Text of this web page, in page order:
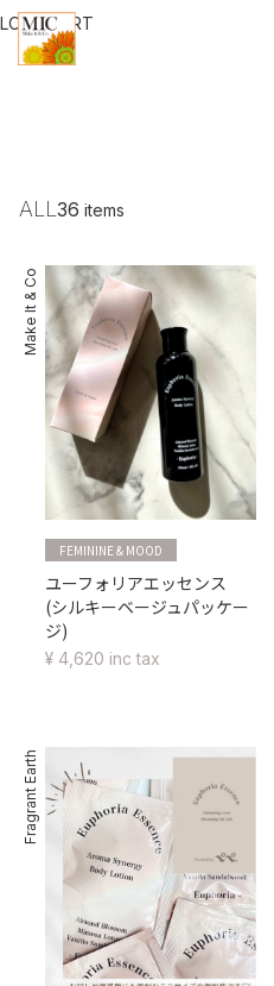
LOGINCART
ALL 36 items
Make It & Co
FEMININE & MOOD
ユーフォリアエッセンス
(シルキーベージュパッケー
ジ)
¥ 4,620 inc tax
Fragrant Earth